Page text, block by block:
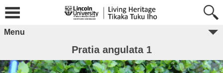
Menu
Pratia angulata 1